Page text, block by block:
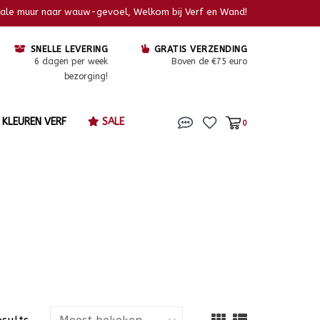
muur naar wauw-gevoel, Welkom bij Verf en Wand!
SNELLE LEVERING
6 dagen per week
bezorging!
GRATIS VERZENDING
Boven de €75 euro
KLEUREN VERF SALE 0